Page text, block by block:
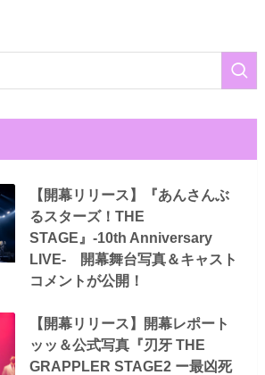
【開幕リリース】『あんさんぶ
るスターズ！THE
STAGE』-10th Anniversary
LIVE- 開幕舞台写真＆キャスト
コメントが公開！
【開幕リリース】開幕レポート
ッッ＆公式写真『刃牙 THE
GRAPPLER STAGE2 ー最凶死